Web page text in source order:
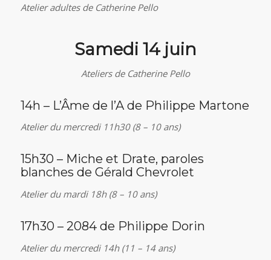
Atelier adultes de Catherine Pello
Samedi 14 juin
Ateliers de Catherine Pello
14h – L’Âme de l’A de Philippe Martone
Atelier du mercredi 11h30 (8 – 10 ans)
15h30 – Miche et Drate, paroles
blanches de Gérald Chevrolet
Atelier du mardi 18h (8 – 10 ans)
17h30 – 2084 de Philippe Dorin
Atelier du mercredi 14h (11 – 14 ans)